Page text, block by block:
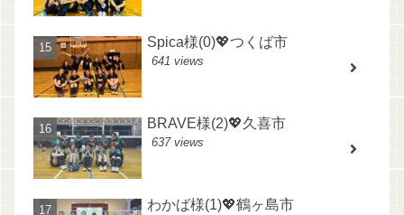
Spica様(0)💖つくば市
641 views
BRAVE様(2)💖久喜市
637 views
わかば様(1)💖鶴ヶ島市